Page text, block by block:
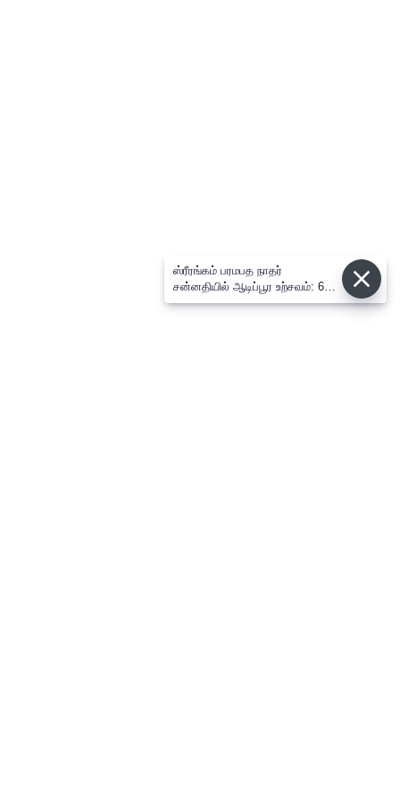
ஸ்ரீரங்கம் பரமபத நாதர்
சன்னதியில் ஆடிப்பூர உற்சவம்: 6ம்
நாளில் அழகர் திருக்கோல சேவை